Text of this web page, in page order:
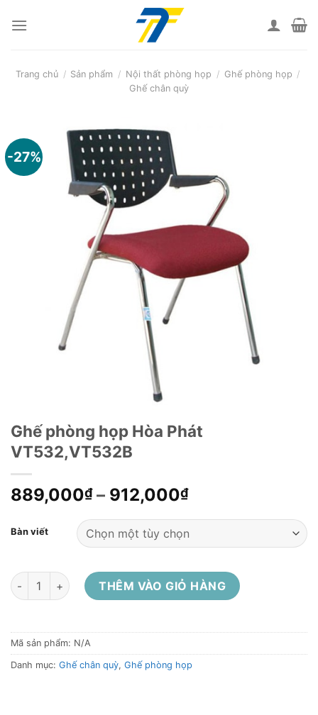
Trang chủ / Sản phẩm / Nội thất phòng họp / Ghế phòng họp /
Ghế chân quỳ
-27%
Ghế phòng họp Hòa Phát
VT532,VT532B
889,000₫– 912,000₫
Bàn viết
Ghế phòng họp Hòa Phát VT532,VT532B số lượng
THÊM VÀO GIỎ HÀNG
Mã sản phẩm: N/A
Danh mục: Ghế chân quỳ, Ghế phòng họp